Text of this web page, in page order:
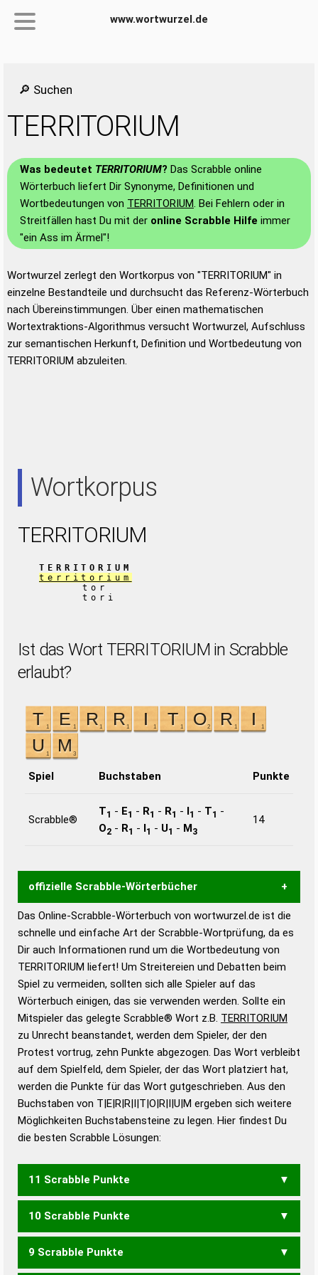
www.wortwurzel.de
🔎 Suchen
TERRITORIUM
Was bedeutet TERRITORIUM? Das Scrabble online
Wörterbuch liefert Dir Synonyme, Definitionen und
Wortbedeutungen von TERRITORIUM. Bei Fehlern oder in
Streitfällen hast Du mit der online Scrabble Hilfe immer
"ein Ass im Ärmel"!
Wortwurzel zerlegt den Wortkorpus von "TERRITORIUM" in
einzelne Bestandteile und durchsucht das Referenz-Wörterbuch
nach Übereinstimmungen. Über einen mathematischen
Wortextraktions-Algorithmus versucht Wortwurzel, Aufschluss
zur semantischen Herkunft, Definition und Wortbedeutung von
TERRITORIUM abzuleiten.
Wortkorpus
TERRITORIUM
TERRITORIUM
territorium
tor
tori
Ist das Wort TERRITORIUM in Scrabble
erlaubt?
Spiel Buchstaben Punkte
Scrabble®
T1 - E1 - R1 - R1 - I1 - T1 -
O2 - R1 - I1 - U1 - M3
14
offizielle Scrabble-Wörterbücher
Wortwurzel liefert mit Hilfe eines semantischen
Wortanalyse-Algorithmus gute Anhaltspunkte zu
Wortbedeutung, Worttrennung und Wortform, um die
Gültigkeit eines Wortes für das Scrabble-Spiel zu
bestimmen! zugelassene Turnier Scrabble-
Wörterbücher sind:
Duden – Standardwerk in 12 Bänden
Duden – Richtiges und gutes
Deutsch
Duden – Die deutsche Grammatik
Duden – Deutsches
Universalwörterbuch
Das Online-Scrabble-Wörterbuch von wortwurzel.de ist die
schnelle und einfache Art der Scrabble-Wortprüfung, da es
Dir auch Informationen rund um die Wortbedeutung von
TERRITORIUM liefert! Um Streitereien und Debatten beim
Spiel zu vermeiden, sollten sich alle Spieler auf das
Wörterbuch einigen, das sie verwenden werden. Sollte ein
Mitspieler das gelegte Scrabble® Wort z.B. TERRITORIUM
zu Unrecht beanstandet, werden dem Spieler, der den
Protest vortrug, zehn Punkte abgezogen. Das Wort verbleibt
auf dem Spielfeld, dem Spieler, der das Wort platziert hat,
werden die Punkte für das Wort gutgeschrieben. Aus den
Buchstaben von T|E|R|R|I|T|O|R|I|U|M ergeben sich weitere
Möglichkeiten Buchstabensteine zu legen. Hier findest Du
die besten Scrabble Lösungen:
11 Scrabble Punkte
MOIRIERT OMITTIER RUMORTER
10 Scrabble Punkte
MOIRIER RUMORET RUMORTE
9 Scrabble Punkte